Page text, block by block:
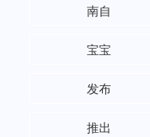
南自
宝宝
发布
推出